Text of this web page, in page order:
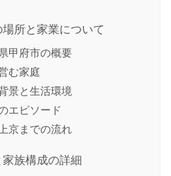
所と家業について
甲府市の概要
む家庭
景と生活環境
エピソード
京までの流れ
族構成の詳細